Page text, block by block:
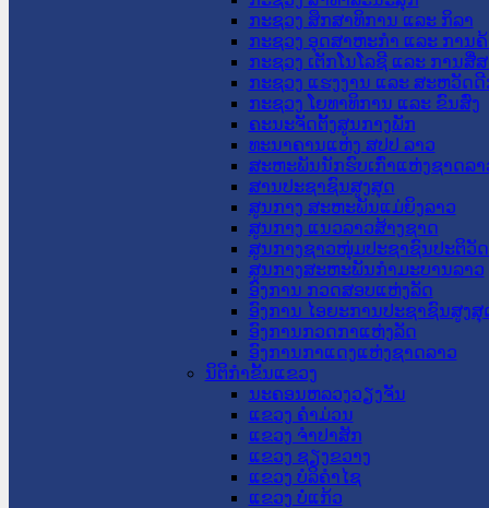
ກະຊວງ ສຶກສາທິການ ແລະ ກິລາ
ກະຊວງ ອຸດສາຫະກຳ ແລະ ການຄ້
ກະຊວງ ເຕັກໂນໂລຊີ ແລະ ການສື່
ກະຊວງ ແຮງງານ ແລະ ສະຫວັດ
ກະຊວງ ໂຍທາທິການ ແລະ ຂົນສົ່ງ
ຄະນະຈັດຕັ້ງສູນກາງພັກ
ທະນາຄານແຫ່ງ ສປປ ລາວ
ສະຫະພັນນັກຮົບເກົ່າແຫ່ງຊາດລາ
ສານປະຊາຊົນສູງສຸດ
ສູນກາງ ສະຫະພັນແມ່ຍິງລາວ
ສູນກາງ ແນວລາວສ້າງຊາດ
ສູນກາງຊາວໜຸ່ມປະຊາຊົນປະຕິວັ
ສູນກາງສະຫະພັນກຳມະບານລາວ
ອົງການ ກວດສອບແຫ່ງລັດ
ອົງການ ໄອຍະການປະຊາຊົນສູງສຸ
ອົງການກວດກາແຫ່ງລັດ
ອົງການກາແດງແຫ່ງຊາດລາວ
ນິຕິກໍາຂັ້ນແຂວງ
ນະ​ຄອນ​ຫລວງວຽງຈັນ
ແຂວງ ຄໍາມ່ວນ
ແຂວງ ຈໍາປາສັກ
ແຂວງ ຊຽງຂວາງ
ແຂວງ ບໍລິຄໍາໄຊ
ແຂວງ ບໍ່ແກ້ວ